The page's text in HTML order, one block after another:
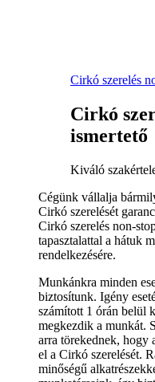
Cirkó szerelés
Cirkó
ismertető
Kiváló
Cégünk vállalja
Cirkó szerelését
Cirkó szerelés non-
tapasztalattal a hátuk
rendelkezésére.
Munkánkra minden
biztosítunk. Igény
számított 1 órán belül
megkezdik a munkát.
arra törekednek, hogy
el a Cirkó szerelését.
minőségű